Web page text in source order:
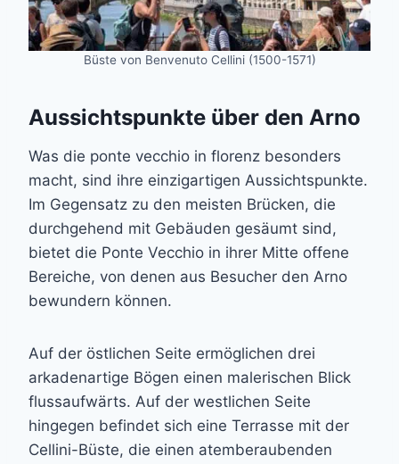
Büste von Benvenuto Cellini (1500-1571)
Aussichtspunkte über den Arno
Was die ponte vecchio in florenz besonders
macht, sind ihre einzigartigen Aussichtspunkte.
Im Gegensatz zu den meisten Brücken, die
durchgehend mit Gebäuden gesäumt sind,
bietet die Ponte Vecchio in ihrer Mitte offene
Bereiche, von denen aus Besucher den Arno
bewundern können.
Auf der östlichen Seite ermöglichen drei
arkadenartige Bögen einen malerischen Blick
flussaufwärts. Auf der westlichen Seite
hingegen befindet sich eine Terrasse mit der
Cellini-Büste, die einen atemberaubenden